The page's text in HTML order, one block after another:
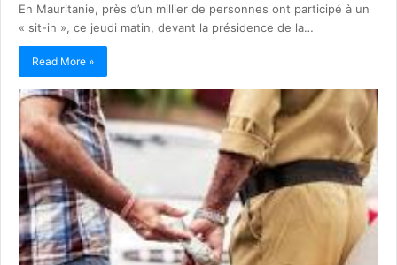
En Mauritanie, près d’un millier de personnes ont participé à un
« sit-in », ce jeudi matin, devant la présidence de la…
Read More »